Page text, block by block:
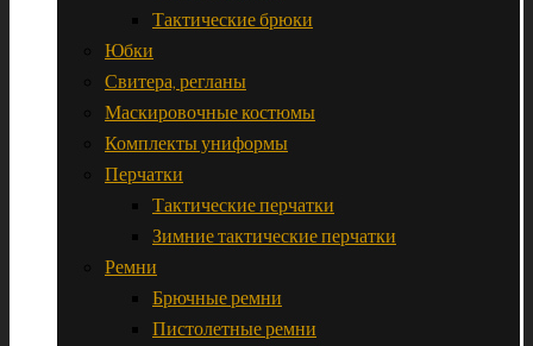
Тактические брюки
Юбки
Свитера, регланы
Маскировочные костюмы
Комплекты униформы
Перчатки
Тактические перчатки
Зимние тактические перчатки
Ремни
Брючные ремни
Пистолетные ремни